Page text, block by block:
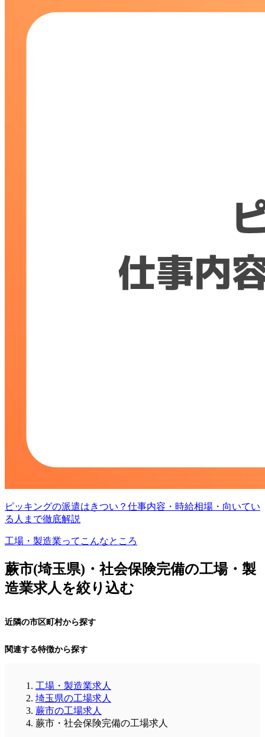
ピッキングの派遣はきつい？仕事内容・時給相場・向いてい
る人まで徹底解説
工場・製造業ってこんなところ
蕨市(埼玉県)・社会保険完備の工場・製
造業求人を絞り込む
近隣の市区町村から探す
関連する特徴から探す
工場・製造業求人
埼玉県の工場求人
蕨市の工場求人
蕨市・社会保険完備の工場求人